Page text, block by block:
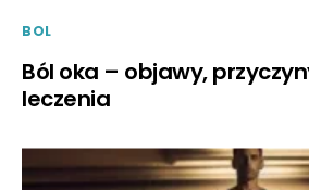
BOL
Ból oka – objawy,
leczenia